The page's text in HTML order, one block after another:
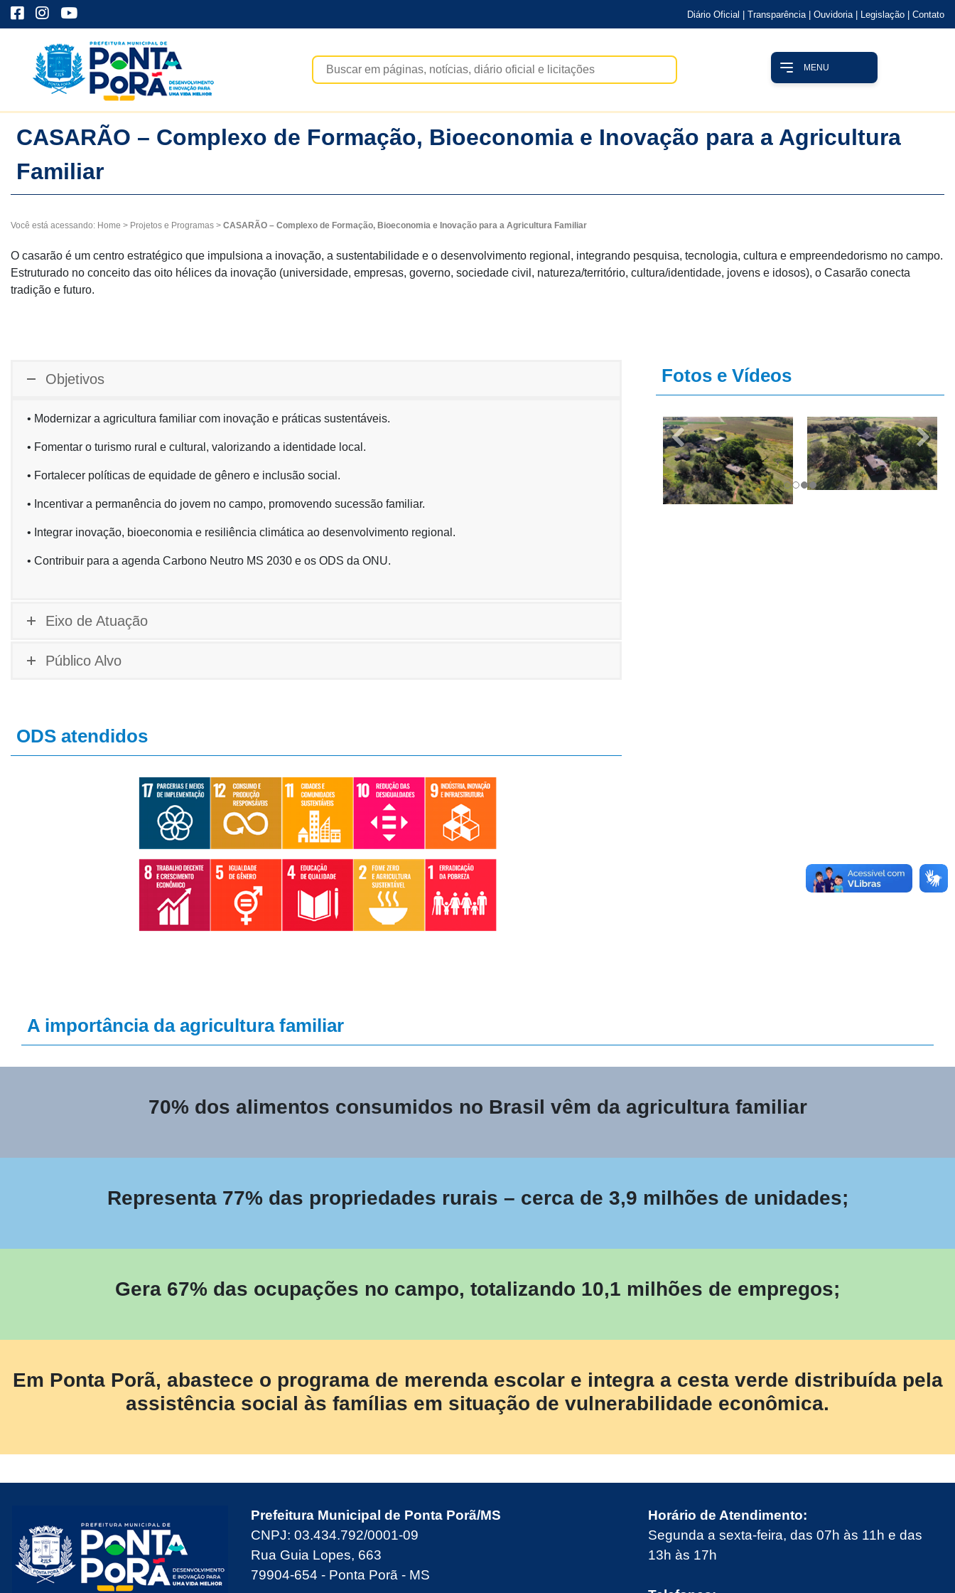
Diário Oficial Transparência| Ouvidoria| Legislação Contato
MENU
CASARÃO – Complexo de Formação, Bioeconomia e Inovação para a Agricultura
Familiar
Você está acessando: Home > Projetos e Programas > CASARÃO – Complexo de Formação, Bioeconomia e Inovação para a Agricultura Familiar
O casarão é um centro estratégico que impulsiona a inovação, a sustentabilidade e o desenvolvimento regional, integrando pesquisa, tecnologia, cultura e empreendedorismo no campo.
Estruturado no conceito das oito hélices da inovação (universidade, empresas, governo, sociedade civil, natureza/território, cultura/identidade, jovens e idosos), o Casarão conecta
tradição e futuro.
Objetivos
• Modernizar a agricultura familiar com inovação e práticas sustentáveis.
• Fomentar o turismo rural e cultural, valorizando a identidade local.
• Fortalecer políticas de equidade de gênero e inclusão social.
• Incentivar a permanência do jovem no campo, promovendo sucessão familiar.
• Integrar inovação, bioeconomia e resiliência climática ao desenvolvimento regional.
• Contribuir para a agenda Carbono Neutro MS 2030 e os ODS da ONU.
Eixo de Atuação
Público Alvo
ODS atendidos
Fotos e Vídeos
A importância da agricultura familiar
70% dos alimentos consumidos no Brasil vêm da agricultura familiar
Representa 77% das propriedades rurais – cerca de 3,9 milhões de unidades;
Gera 67% das ocupações no campo, totalizando 10,1 milhões de empregos;
Em Ponta Porã, abastece o programa de merenda escolar e integra a cesta verde distribuída pela
assistência social às famílias em situação de vulnerabilidade econômica.
Prefeitura Municipal de Ponta Porã/MS
CNPJ: 03.434.792/0001-09
Rua Guia Lopes, 663
79904-654 - Ponta Porã - MS
Horário de Atendimento:
Segunda a sexta-feira, das 07h às 11h e das
13h às 17h